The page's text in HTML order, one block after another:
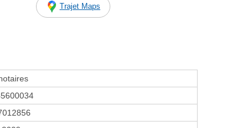
Trajet Maps